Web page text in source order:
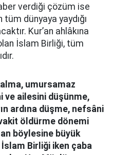
verdiği çözüm ise
dünyaya yaydığı
Kur’an ahlâkına
İslam Birliği, tüm
umursamaz
ve ailesini düşünme,
ardına düşme, nefsâni
öldürme dönemi
böylesine büyük
Birliği iken çaba